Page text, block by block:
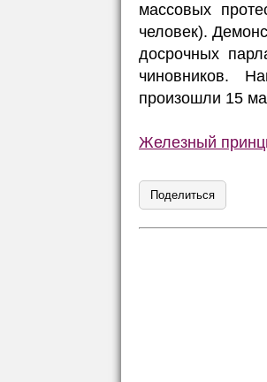
массовых
человек).
досрочных
чиновников.
произошли 15
Железный
Поделиться